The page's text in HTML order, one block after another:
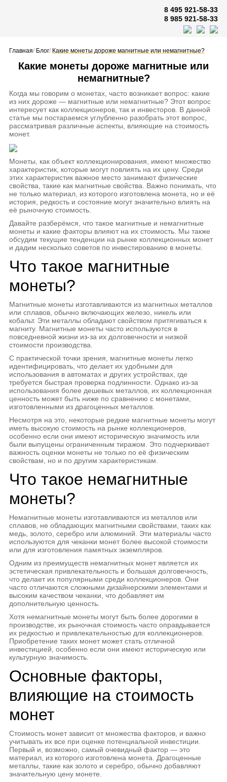
8 495 921-58-33
8 985 921-58-33
Главная/ Блог/ Какие монеты дороже магнитные или немагнитные?
Какие монеты дороже магнитные или
немагнитные?
Когда мы говорим о монетах, часто возникает вопрос: какие
из них дороже — магнитные или немагнитные? Этот вопрос
интересует как коллекционеров, так и инвесторов. В данной
статье мы постараемся углубленно разобрать этот вопрос,
рассматривая различные аспекты, влияющие на стоимость
монет.
Монеты, как объект коллекционирования, имеют множество
характеристик, которые могут повлиять на их цену. Среди
этих характеристик важное место занимают физические
свойства, такие как магнитные свойства. Важно понимать, что
не только материал, из которого изготовлена монета, но и её
история, редкость и состояние могут значительно влиять на
её рыночную стоимость.
Давайте разберёмся, что такое магнитные и немагнитные
монеты и какие факторы влияют на их стоимость. Мы также
обсудим текущие тенденции на рынке коллекционных монет
и дадим несколько советов по инвестированию в монеты.
Что такое магнитные
монеты?
Магнитные монеты изготавливаются из магнитных металлов
или сплавов, обычно включающих железо, никель или
кобальт. Эти металлы обладают свойством притягиваться к
магниту. Магнитные монеты часто используются в
повседневной жизни из-за их долговечности и низкой
стоимости производства.
С практической точки зрения, магнитные монеты легко
идентифицировать, что делает их удобными для
использования в автоматах и других устройствах, где
требуется быстрая проверка подлинности. Однако из-за
использования более дешевых металлов, их коллекционная
ценность может быть ниже по сравнению с монетами,
изготовленными из драгоценных металлов.
Несмотря на это, некоторые редкие магнитные монеты могут
иметь высокую стоимость на рынке коллекционеров,
особенно если они имеют историческую значимость или
были выпущены ограниченным тиражом. Это подчеркивает
важность оценки монеты не только по её физическим
свойствам, но и по другим характеристикам.
Что такое немагнитные
монеты?
Немагнитные монеты изготавливаются из металлов или
сплавов, не обладающих магнитными свойствами, таких как
медь, золото, серебро или алюминий. Эти материалы часто
используются для чеканки монет более высокой стоимости
или для изготовления памятных экземпляров.
Одним из преимуществ немагнитных монет является их
эстетическая привлекательность и большая долговечность,
что делает их популярными среди коллекционеров. Они
часто отличаются сложными дизайнерскими элементами и
высоким качеством чеканки, что добавляет им
дополнительную ценность.
Хотя немагнитные монеты могут быть более дорогими в
производстве, их рыночная стоимость часто оправдывается
их редкостью и привлекательностью для коллекционеров.
Приобретение таких монет может стать отличной
инвестицией, особенно если они имеют историческую или
культурную значимость.
Основные факторы,
влияющие на стоимость
монет
Стоимость монет зависит от множества факторов, и важно
учитывать их все при оценке потенциальной инвестиции.
Первый и, возможно, самый очевидный фактор — это
материал, из которого изготовлена монета. Драгоценные
металлы, такие как золото и серебро, обычно добавляют
значительную цену монете.